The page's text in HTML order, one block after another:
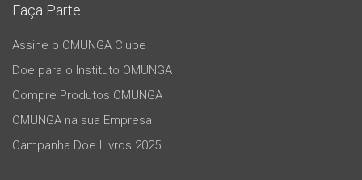
Faça Parte
Assine o OMUNGA Clube
Doe para o Instituto OMUNGA
Compre Produtos OMUNGA
OMUNGA na sua Empresa
Campanha Doe Livros 2025